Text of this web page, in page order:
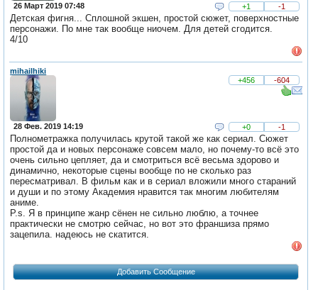
26 Март 2019 07:48 +1 -1
Детская фигня... Сплошной экшен, простой сюжет, поверхностные
персонажи. По мне так вообще ниочем. Для детей сгодится.
4/10
mihailhiki
+456
-604
28 Фев. 2019 14:19 +0 -1
Полнометражка получилась крутой такой же как сериал. Сюжет
простой да и новых персонаже совсем мало, но почему-то всё это
очень сильно цепляет, да и смотриться всё весьма здорово и
динамично, некоторые сцены вообще по не сколько раз
пересматривал. В фильм как и в сериал вложили много стараний
и души и по этому Академия нравится так многим любителям
аниме.
P.s. Я в принципе жанр сёнен не сильно люблю, а точнее
практически не смотрю сейчас, но вот это франшиза прямо
зацепила. надеюсь не скатится.
Добавить Сообщение